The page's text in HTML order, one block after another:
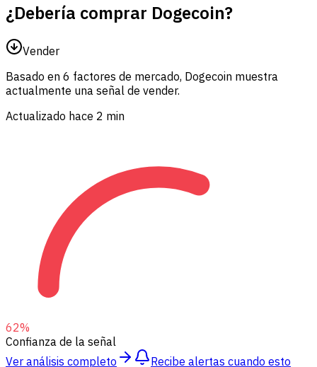
¿Debería comprar Dogecoin?
Vender
Basado en 6 factores de mercado, Dogecoin muestra
actualmente una señal de vender.
Actualizado hace 2 min
62%
Confianza de la señal
Ver análisis completo
Recibe alertas cuando esto